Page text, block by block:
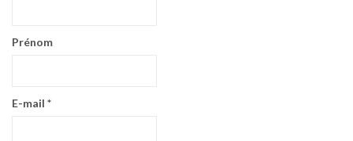
Prénom
E-mail *